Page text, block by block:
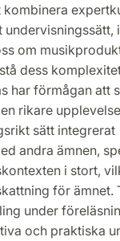
kombinera
om
dess
har förmågan att
rikare
sätt integrerat
andra ämnen,
i stort,
för ämnet.
under
och praktiska